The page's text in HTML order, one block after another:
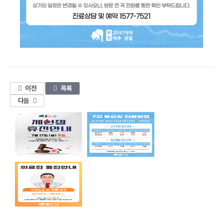
이전
목록
다음